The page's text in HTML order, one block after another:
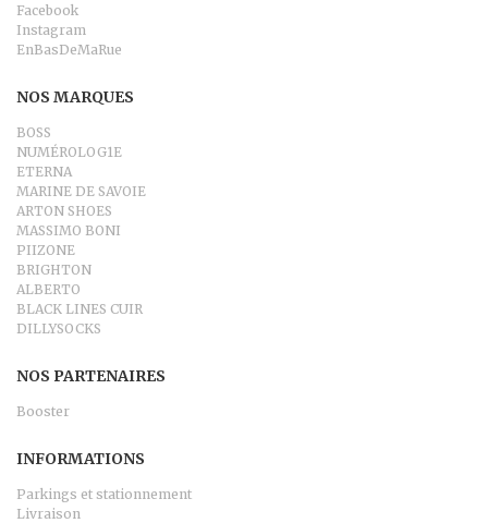
Facebook
Instagram
EnBasDeMaRue
NOS MARQUES
BOSS
NUMÉROLOG1E
ETERNA
MARINE DE SAVOIE
ARTON SHOES
MASSIMO BONI
PIIZONE
BRIGHTON
ALBERTO
BLACK LINES CUIR
DILLYSOCKS
NOS PARTENAIRES
Booster
INFORMATIONS
Parkings et stationnement
Livraison